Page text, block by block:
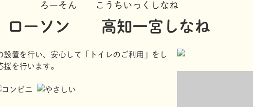
ろーそん こうちいっくしなね
ローソン 高知一宮しなね
置を行い、安心して「トイレのご利用」をし
を行います。